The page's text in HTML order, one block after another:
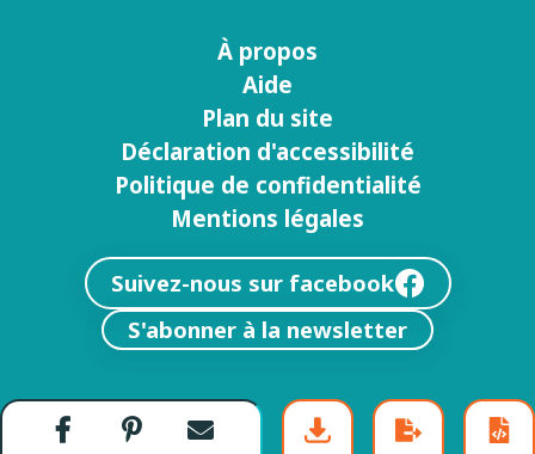
PartagerPartagerEnvoyer
À propos
Aide
Plan du site
Déclaration d'accessibilité
Politique de confidentialité
Mentions légales
Suivez-nous sur facebook
S'abonner à la newsletter